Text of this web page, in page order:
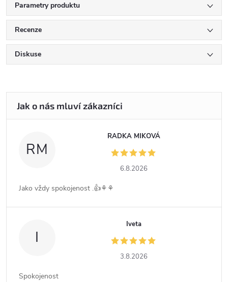
Parametry produktu
Recenze
Diskuse
RM
RADKA MIKOVÁ
6.8.2026
Jako vždy spokojenost .👍⚘️⚘️
I
Iveta
3.8.2026
Spokojenost